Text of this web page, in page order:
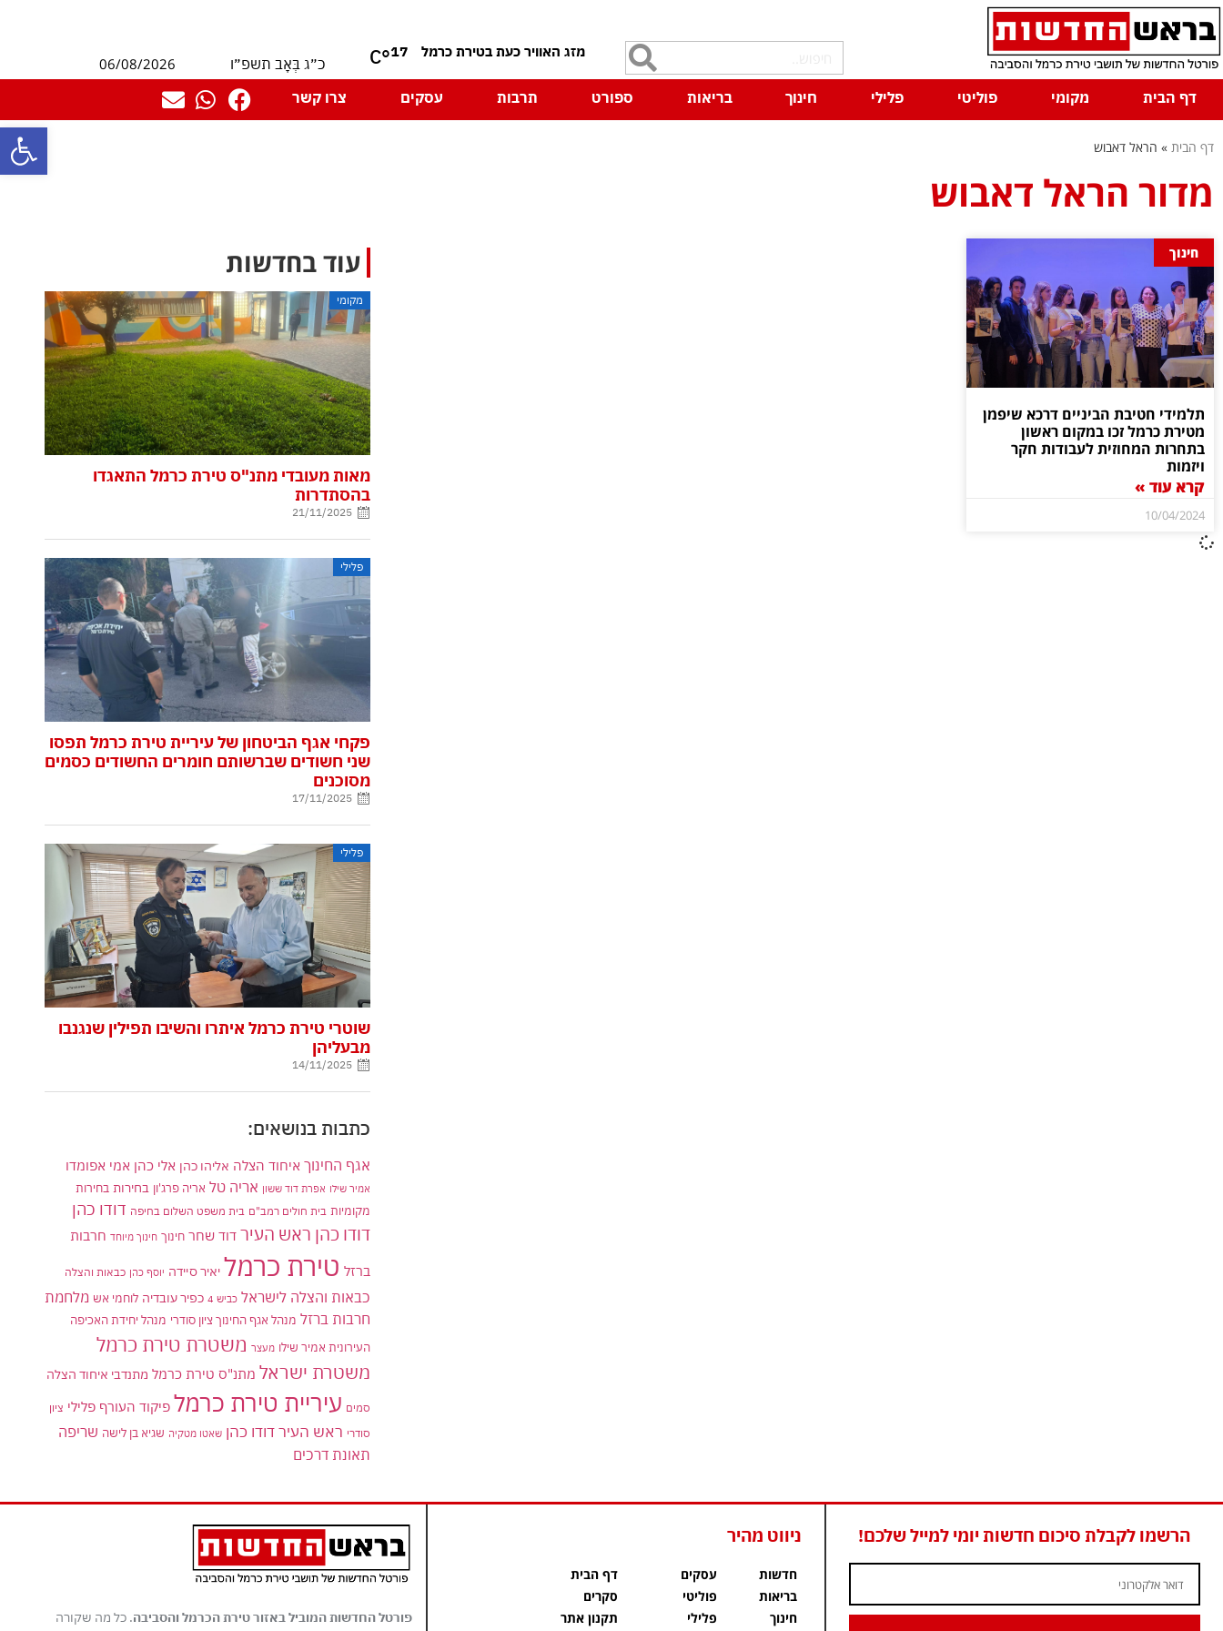
פתח
17
°C כ״ג בְּאָב תשפ״ו
06/08/2026
דף הבית
מקומי פוליטי פלילי חינוך בריאות ספורט תרבות עסקים צרו קשר
דף הבית » הראל דאבוש
מדור הראל דאבוש
חינוך
תלמידי חטיבת הביניים דרכא שיפמן
מטירת כרמל זכו במקום ראשון
בתחרות המחוזית לעבודות חקר
ויזמות
קרא עוד »
10/04/2024
עוד בחדשות
מקומי
מאות מעובדי מתנ"ס טירת כרמל התאגדו
בהסתדרות
21/11/2025
פלילי
פקחי אגף הביטחון של עיריית טירת כרמל תפסו
שני חשודים שברשותם חומרים החשודים כסמים
מסוכנים
17/11/2025
פלילי
שוטרי טירת כרמל איתרו והשיבו תפילין שנגנבו
מבעליהן
14/11/2025
כתבות בנושאים:
אגף החינוך איחוד הצלה אליהו כהן אלי כהן אמי אפומדו
אמיר שילו אפרת דוד ששון אריה טל אריה פרג'ון בחירות בחירות
מקומיות בית חולים רמב"ם בית משפט השלום בחיפה דודו כהן
דודו כהן ראש העיר דוד שחר חינוך חינוך מיוחד חרבות
ברזל טירת כרמל יאיר סיידה יוסף כהן כבאות והצלה
כבאות והצלה לישראל כביש 4 כפיר עובדיה לוחמי אש מלחמת
חרבות ברזל מנהל אגף החינוך ציון סודרי מנהל יחידת האכיפה
העירונית אמיר שילו מעצר משטרת טירת כרמל
משטרת ישראל מתנ"ס טירת כרמל מתנדבי איחוד הצלה
סמים עיריית טירת כרמל פיקוד העורף פלילי ציון
סודרי ראש העיר דודו כהן שאטו מטקיה שגיא בן לישה שריפה
תאונת דרכים
הרשמו לקבלת סיכום חדשות יומי למייל שלכם! ניווט מהיר
חדשות
בריאות
חינוך
עסקים
פוליטי
פלילי
דף הבית
סקרים
תקנון אתר
פורטל החדשות המוביל באזור טירת הכרמל והסביבה. כל מה שקורה